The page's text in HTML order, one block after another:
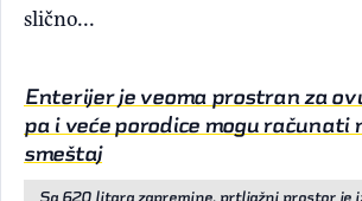
slično...
Enterijer je veoma prostran za
pa i veće porodice mogu računati
smeštaj